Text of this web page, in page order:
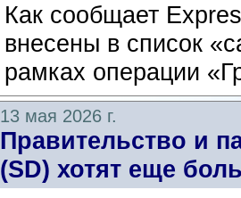
Как сообщает
внесены в список
рамках операции
13 мая 2026 г.
Правительство и
(SD) хотят еще